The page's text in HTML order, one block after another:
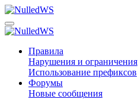
Правила
Нарушения и ограничения
Использование префиксов
Форумы
Новые сообщения